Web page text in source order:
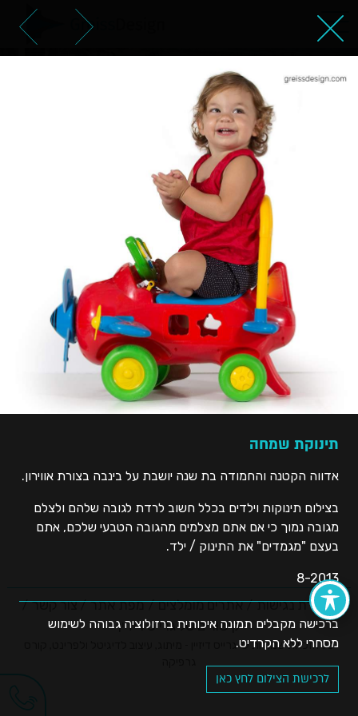
תינוקת שמחה
תינוקת שמחה
אדווה הקטנה והחמודה בת שנה יושבת על בינבה בצורת אווירון.
בצילום תינוקות וילדים בכלל חשוב לרדת לגובה שלהם ולצלם
מגובה נמוך כי אם אתם מצלמים מהגובה הטבעי שלכם, אתם
בעצם "מגמדים" את התינוק / ילד.
8-2013
ברכישה מקבלים תמונה איכותית ברזולוציה גבוהה לשימוש
מסחרי ללא הקרדיט.
לרכישת הצילום לחץ כאן
הצהרת נגישות אתרים מומלצים מפת אתר
צור קשר
קישורים של גרייס דיזיין
כל הזכויות שמורות © גרייס דיזיין - מיתוג, עיצוב לדיגיטל ולפרינט, קורס